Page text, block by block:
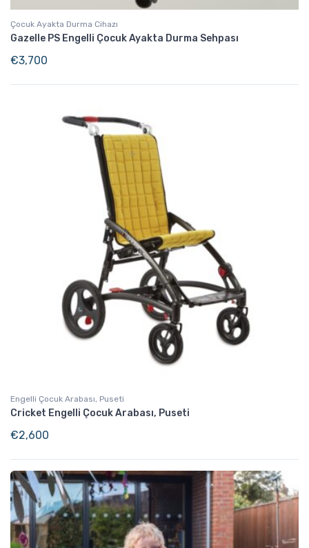
Çocuk Ayakta Durma Cihazı
Gazelle PS Engelli Çocuk Ayakta Durma Sehpası
€3,700
Engelli Çocuk Arabası, Puseti
Cricket Engelli Çocuk Arabası, Puseti
€2,600